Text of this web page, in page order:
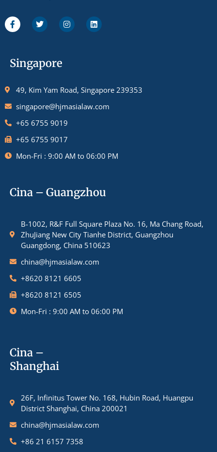
Singapore
49, Kim Yam Road, Singapore 239353
singapore@hjmasialaw.com
+65 6755 9019
+65 6755 9017
Mon-Fri : 9:00 AM to 06:00 PM
Cina – Guangzhou
B-1002, R&F Full Square Plaza No. 16, Ma Chang Road,
ZhuJiang New City Tianhe District, Guangzhou
Guangdong, China 510623
china@hjmasialaw.com
+8620 8121 6605
+8620 8121 6505
Mon-Fri : 9:00 AM to 06:00 PM
Cina –
Shanghai
26F, Infinitus Tower No. 168, Hubin Road, Huangpu
District Shanghai, China 200021
china@hjmasialaw.com
+86 21 6157 7358